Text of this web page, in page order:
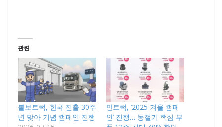
관련
볼보트럭, 한국 진출 30주
년 맞아 기념 캠페인 진행
만트럭, ‘2025 겨울 캠페
인’ 진행… 동절기 핵심 부